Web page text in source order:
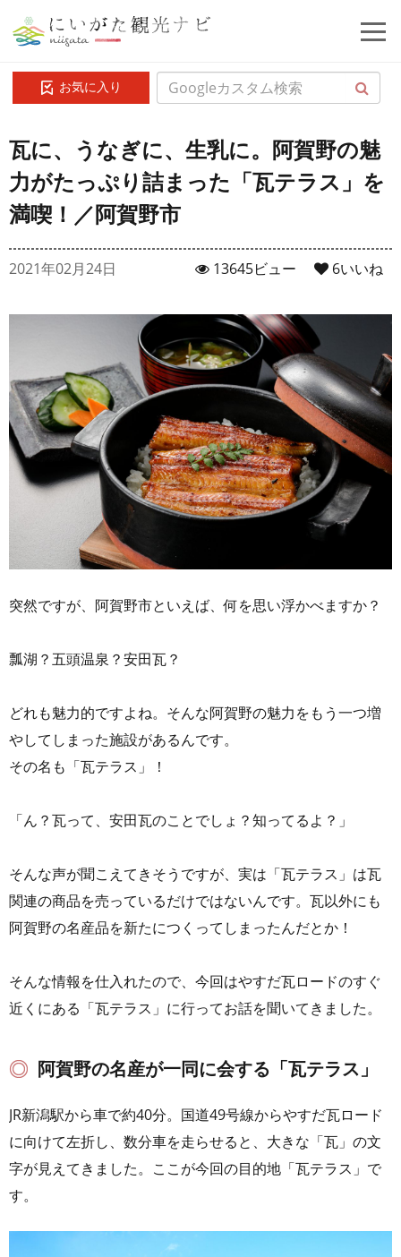
お気に入り
瓦に、うなぎに、生乳に。阿賀野の魅
力がたっぷり詰まった「瓦テラス」を
満喫！／阿賀野市
2021年02月24日 6いいね
13645ビュー
突然ですが、阿賀野市といえば、何を思い浮かべますか？
瓢湖？五頭温泉？安田瓦？
どれも魅力的ですよね。そんな阿賀野の魅力をもう一つ増
やしてしまった施設があるんです。
その名も「瓦テラス」！
「ん？瓦って、安田瓦のことでしょ？知ってるよ？」
そんな声が聞こえてきそうですが、実は「瓦テラス」は瓦
関連の商品を売っているだけではないんです。瓦以外にも
阿賀野の名産品を新たにつくってしまったんだとか！
そんな情報を仕入れたので、今回はやすだ瓦ロードのすぐ
近くにある「瓦テラス」に行ってお話を聞いてきました。
阿賀野の名産が一同に会する「瓦テラス」
JR新潟駅から車で約40分。国道49号線からやすだ瓦ロード
に向けて左折し、数分車を走らせると、大きな「瓦」の文
字が見えてきました。ここが今回の目的地「瓦テラス」で
す。